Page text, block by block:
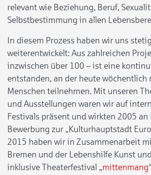
relevant wie Beziehung, Beruf,
Selbstbestimmung in allen
In diesem Prozess haben wir uns stetig
weiterentwickelt: Aus zahlreichen
inzwischen über 100 – ist eine
entstanden, an der heute wöchentlich
Menschen teilnehmen. Mit unseren
und Ausstellungen waren wir auf
Festivals präsent und wirkten 2005 an
Bewerbung zur „Kulturhauptstadt
2015 haben wir in Zusammenarbeit
Bremen und der Lebenshilfe Kunst
inklusive Theaterfestival „mittenmang